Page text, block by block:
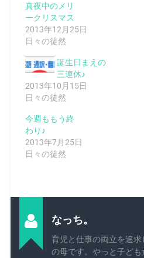
真夜中のメリ
ークリスマス
2013年12月25日
日々の徒然
誕生日まえの
三連休♪
2013年10月15日
日々の徒然
今週ももう終
わり♪
2013年7月25日
日々の徒然
なっち。
育児と仕事の両立を追
の母です。やっと子ど